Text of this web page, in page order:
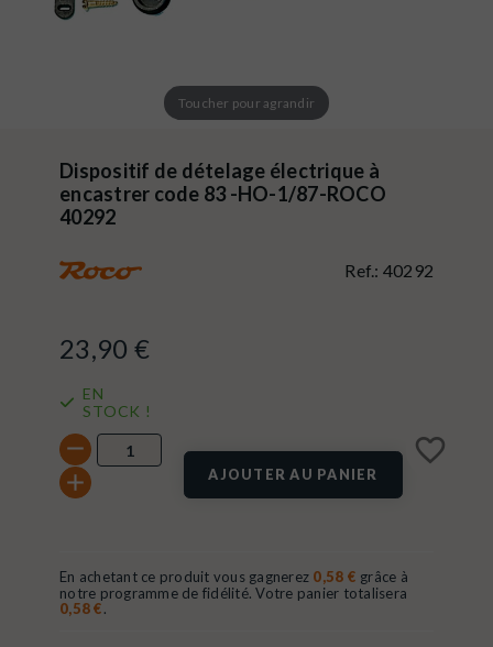
Toucher pour agrandir
Dispositif de dételage électrique à
encastrer code 83 -HO-1/87-ROCO
40292
Ref.: 40292
23,90 €
EN
STOCK !
AJOUTER AU PANIER
favorite_border
En achetant ce produit vous gagnerez 0,58 € grâce à
notre programme de fidélité. Votre panier totalisera
0,58 €.